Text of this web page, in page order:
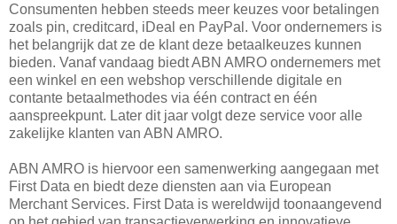
Consumenten hebben steeds meer keuzes voor betalingen
zoals pin, creditcard, iDeal en PayPal. Voor ondernemers is
het belangrijk dat ze de klant deze betaalkeuzes kunnen
bieden. Vanaf vandaag biedt ABN AMRO ondernemers met
een winkel en een webshop verschillende digitale en
contante betaalmethodes via één contract en één
aanspreekpunt. Later dit jaar volgt deze service voor alle
zakelijke klanten van ABN AMRO.
ABN AMRO is hiervoor een samenwerking aangegaan met
First Data en biedt deze diensten aan via European
Merchant Services. First Data is wereldwijd toonaangevend